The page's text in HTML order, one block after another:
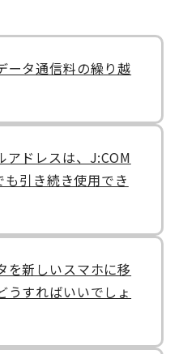
ータ通信料の繰り越
アドレスは、J:COM
引き続き使用でき
を新しいスマホに移
うすればいいでしょ